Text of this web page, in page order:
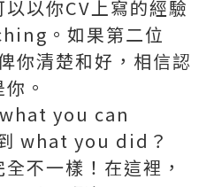
以你CV上寫的經驗
。如果第二位
清楚和好，相信認
。
what you can
what you did？
不一樣！在這裡，